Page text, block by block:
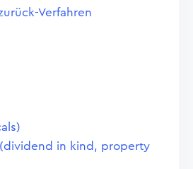
Verfahren
in kind, property